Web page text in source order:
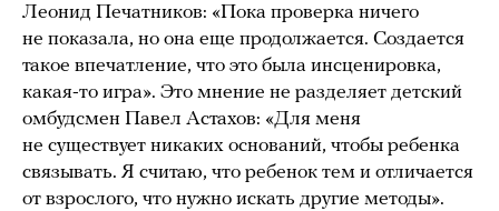
Леонид Печатников: «Пока проверка ничего
не показала, но она еще продолжается. Создается
такое впечатление, что это была инсценировка,
какая-то игра». Это мнение не разделяет детский
омбудсмен Павел Астахов: «Для меня
не существует никаких оснований, чтобы ребенка
связывать. Я считаю, что ребенок тем и отличается
от взрослого, что нужно искать другие методы».